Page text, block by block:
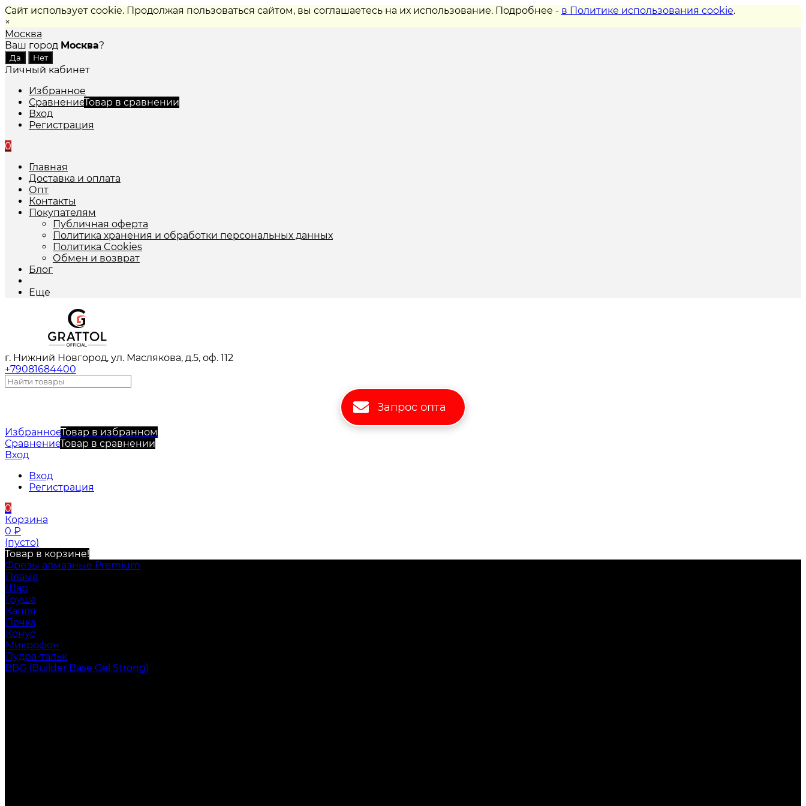
Сайт использует cookie. Продолжая пользоваться сайтом, вы соглашаетесь на их использование. Подробнее - в Политике использования cookie.
×
Москва
Ваш город Москва?
Личный кабинет
Избранное
СравнениеТовар в сравнении
Вход
Регистрация
0
Главная
Доставка и оплата
Опт
Контакты
Покупателям
Публичная оферта
Политика хранения и обработки персональных данных
Политика Cookies
Обмен и возврат
Блог
Еще
г. Нижний Новгород, ул. Маслякова, д.5, оф. 112
+79081684400
Запрос опта
ИзбранноеТовар в избранном
СравнениеТовар в сравнении
Вход
Вход
Регистрация
0
Корзина
0 ₽
(пусто)
Товар в корзине!
Фрезы алмазные Premium
Пламя
Шар
Груша
Капля
Почка
Конус
Микрофон
Пудра-тальк
BBG (Builder Base Gel Strong)